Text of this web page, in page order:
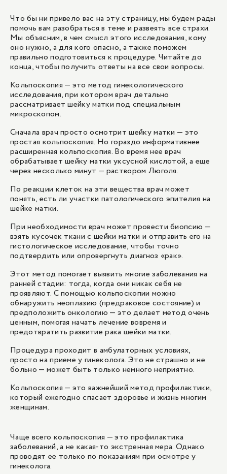
Что бы ни привело вас на эту страницу, мы будем рады
помочь вам разобраться в теме и развеять все страхи.
Мы объясним, в чем смысл этого исследования, кому
оно нужно, а для кого опасно, а также поможем
правильно подготовиться к процедуре. Читайте до
конца, чтобы получить ответы на все свои вопросы.
Кольпоскопия — это метод гинекологического
исследования, при котором врач детально
рассматривает шейку матки под специальным
микроскопом.
Сначала врач просто осмотрит шейку матки — это
простая кольпоскопия. Но гораздо информативнее
расширенная кольпоскопия. Во время нее врач
обрабатывает шейку матки уксусной кислотой, а еще
через несколько минут — раствором Люголя.
По реакции клеток на эти вещества врач может
понять, есть ли участки патологического эпителия на
шейке матки.
При необходимости врач может провести биопсию —
взять кусочек ткани с шейки матки и отправить его на
гистологическое исследование, чтобы точно
подтвердить или опровергнуть диагноз «рак».
Этот метод помогает выявить многие заболевания на
ранней стадии: тогда, когда они никак себя не
проявляют. С помощью кольпоскопии можно
обнаружить неоплазию (предраковое состояние) и
предположить онкологию — это делает метод очень
ценным, помогая начать лечение вовремя и
предотвратить развитие рака шейки матки.
Процедура проходит в амбулаторных условиях,
просто на приеме у гинеколога. Это не страшно и не
больно — может быть только немного неприятно.
Кольпоскопия — это важнейший метод профилактики,
который ежегодно спасает здоровье и жизнь многим
женщинам.
Чаще всего кольпоскопия — это профилактика
заболеваний, а не какая-то экстренная мера. Однако
проводят ее только по показаниям при осмотре у
гинеколога.